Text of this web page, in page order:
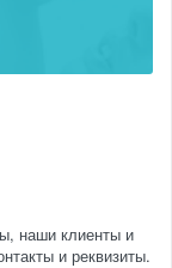
наши клиенты и
и реквизиты.